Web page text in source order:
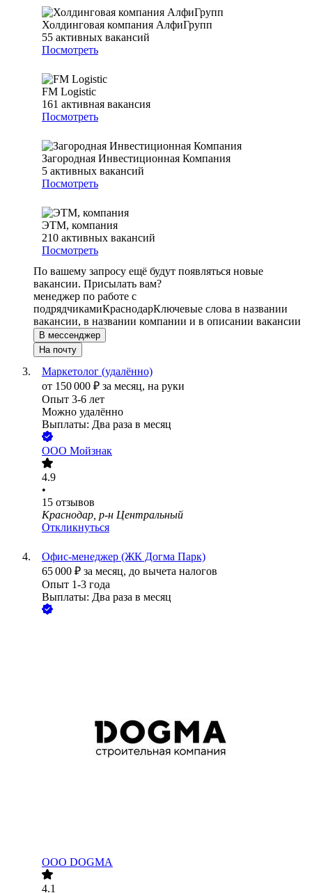
Холдинговая компания АлфиГрупп
55 активных вакансий
Посмотреть
FM Logistic
161 активная вакансия
Посмотреть
Загородная Инвестиционная Компания
5 активных вакансий
Посмотреть
ЭТМ, компания
210 активных вакансий
Посмотреть
По вашему запросу ещё будут появляться новые
вакансии. Присылать вам?
менеджер по работе с
подрядчикамиКраснодарКлючевые слова в названии
вакансии, в названии компании и в описании вакансии
В мессенджер
На почту
Маркетолог (удалённо)
от 150 000 ₽ за месяц, на руки
Опыт 3-6 лет
Можно удалённо
Выплаты: Два раза в месяц
ООО Мойзнак
4.9
•
15 отзывов
Краснодар, р-н Центральный
Откликнуться
Офис-менеджер (ЖК Догма Парк)
65 000 ₽ за месяц, до вычета налогов
Опыт 1-3 года
Выплаты: Два раза в месяц
ООО DOGMA
4.1